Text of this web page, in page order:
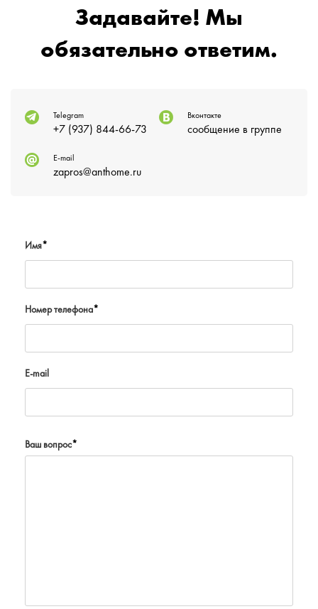
Задавайте! Мы
обязательно ответим.
Telegram
+7 (937) 844-66-73
Вконтакте
сообщение в группе
E-mail
zapros@anthome.ru
Имя*
Номер телефона*
E-mail
Ваш вопрос*